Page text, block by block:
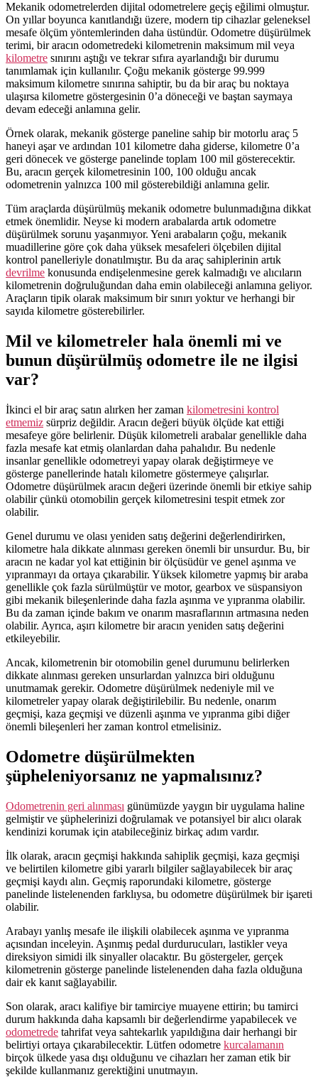
Mekanik odometrelerden dijital odometrelere geçiş eğilimi olmuştur.
On yıllar boyunca kanıtlandığı üzere, modern tip cihazlar geleneksel
mesafe ölçüm yöntemlerinden daha üstündür. Odometre düşürülmek
terimi, bir aracın odometredeki kilometrenin maksimum mil veya
kilometre sınırını aştığı ve tekrar sıfıra ayarlandığı bir durumu
tanımlamak için kullanılır. Çoğu mekanik gösterge 99.999
maksimum kilometre sınırına sahiptir, bu da bir araç bu noktaya
ulaşırsa kilometre göstergesinin 0’a döneceği ve baştan saymaya
devam edeceği anlamına gelir.
Örnek olarak, mekanik gösterge paneline sahip bir motorlu araç 5
haneyi aşar ve ardından 101 kilometre daha giderse, kilometre 0’a
geri dönecek ve gösterge panelinde toplam 100 mil gösterecektir.
Bu, aracın gerçek kilometresinin 100, 100 olduğu ancak
odometrenin yalnızca 100 mil gösterebildiği anlamına gelir.
Tüm araçlarda düşürülmüş mekanik odometre bulunmadığına dikkat
etmek önemlidir. Neyse ki modern arabalarda artık odometre
düşürülmek sorunu yaşanmıyor. Yeni arabaların çoğu, mekanik
muadillerine göre çok daha yüksek mesafeleri ölçebilen dijital
kontrol panelleriyle donatılmıştır. Bu da araç sahiplerinin artık
devrilme konusunda endişelenmesine gerek kalmadığı ve alıcıların
kilometrenin doğruluğundan daha emin olabileceği anlamına geliyor.
Araçların tipik olarak maksimum bir sınırı yoktur ve herhangi bir
sayıda kilometre gösterebilirler.
Mil ve kilometreler hala önemli mi ve
bunun düşürülmüş odometre ile ne ilgisi
var?
İkinci el bir araç satın alırken her zaman kilometresini kontrol
etmemiz sürpriz değildir. Aracın değeri büyük ölçüde kat ettiği
mesafeye göre belirlenir. Düşük kilometreli arabalar genellikle daha
fazla mesafe kat etmiş olanlardan daha pahalıdır. Bu nedenle
insanlar genellikle odometreyi yapay olarak değiştirmeye ve
gösterge panellerinde hatalı kilometre göstermeye çalışırlar.
Odometre düşürülmek aracın değeri üzerinde önemli bir etkiye sahip
olabilir çünkü otomobilin gerçek kilometresini tespit etmek zor
olabilir.
Genel durumu ve olası yeniden satış değerini değerlendirirken,
kilometre hala dikkate alınması gereken önemli bir unsurdur. Bu, bir
aracın ne kadar yol kat ettiğinin bir ölçüsüdür ve genel aşınma ve
yıpranmayı da ortaya çıkarabilir. Yüksek kilometre yapmış bir araba
genellikle çok fazla sürülmüştür ve motor, gearbox ve süspansiyon
gibi mekanik bileşenlerinde daha fazla aşınma ve yıpranma olabilir.
Bu da zaman içinde bakım ve onarım masraflarının artmasına neden
olabilir. Ayrıca, aşırı kilometre bir aracın yeniden satış değerini
etkileyebilir.
Ancak, kilometrenin bir otomobilin genel durumunu belirlerken
dikkate alınması gereken unsurlardan yalnızca biri olduğunu
unutmamak gerekir. Odometre düşürülmek nedeniyle mil ve
kilometreler yapay olarak değiştirilebilir. Bu nedenle, onarım
geçmişi, kaza geçmişi ve düzenli aşınma ve yıpranma gibi diğer
önemli bileşenleri her zaman kontrol etmelisiniz.
Odometre düşürülmekten
şüpheleniyorsanız ne yapmalısınız?
Odometrenin geri alınması günümüzde yaygın bir uygulama haline
gelmiştir ve şüphelerinizi doğrulamak ve potansiyel bir alıcı olarak
kendinizi korumak için atabileceğiniz birkaç adım vardır.
İlk olarak, aracın geçmişi hakkında sahiplik geçmişi, kaza geçmişi
ve belirtilen kilometre gibi yararlı bilgiler sağlayabilecek bir araç
geçmişi kaydı alın. Geçmiş raporundaki kilometre, gösterge
panelinde listelenenden farklıysa, bu odometre düşürülmek bir işareti
olabilir.
Arabayı yanlış mesafe ile ilişkili olabilecek aşınma ve yıpranma
açısından inceleyin. Aşınmış pedal durdurucuları, lastikler veya
direksiyon simidi ilk sinyaller olacaktır. Bu göstergeler, gerçek
kilometrenin gösterge panelinde listelenenden daha fazla olduğuna
dair ek kanıt sağlayabilir.
Son olarak, aracı kalifiye bir tamirciye muayene ettirin; bu tamirci
durum hakkında daha kapsamlı bir değerlendirme yapabilecek ve
odometrede tahrifat veya sahtekarlık yapıldığına dair herhangi bir
belirtiyi ortaya çıkarabilecektir. Lütfen odometre kurcalamanın
birçok ülkede yasa dışı olduğunu ve cihazları her zaman etik bir
şekilde kullanmanız gerektiğini unutmayın.